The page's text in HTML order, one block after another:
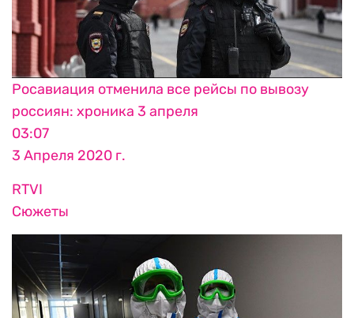
Росавиация отменила все рейсы по вывозу
россиян: хроника 3 апреля
03:07
3 Апреля 2020 г.
RTVI
Сюжеты